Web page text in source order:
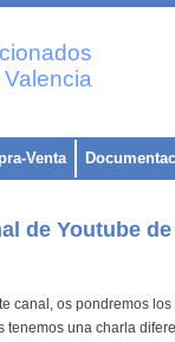
Venta
de Youtube
canal, os pondremos
tenemos una charla